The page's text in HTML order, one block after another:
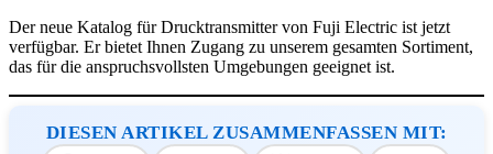
Der neue Katalog für Drucktransmitter von Fuji Electric ist jetzt
verfügbar. Er bietet Ihnen Zugang zu unserem gesamten Sortiment,
das für die anspruchsvollsten Umgebungen geeignet ist.
DIESEN ARTIKEL ZUSAMMENFASSEN MIT: